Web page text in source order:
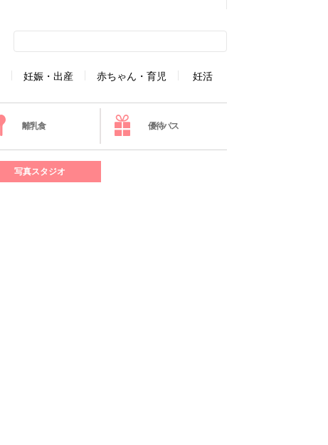
妊娠・出産 赤ちゃん・育児 妊活
離乳食 優待パス
写真スタジオ